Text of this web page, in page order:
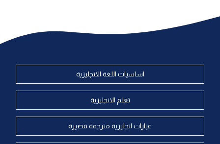
اساسيات اللغة الانجليزية
تعلم الانجليزية
عبارات انجليزية مترجمة قصيرة